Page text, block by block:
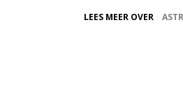
LEES MEER OVER